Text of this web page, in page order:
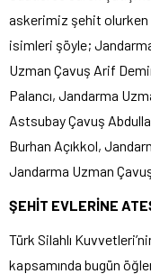
askerimiz şehit olurken
isimleri şöyle;
Uzman Çavuş Arif
Palancı, Jandarma
Astsubay Çavuş
Burhan Açıkkol,
Jandarma Uzman
ŞEHİT EVLERİNE
Türk Silahlı
kapsamında bugün